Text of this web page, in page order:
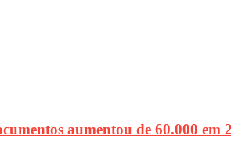
aumentou de 60.000 em